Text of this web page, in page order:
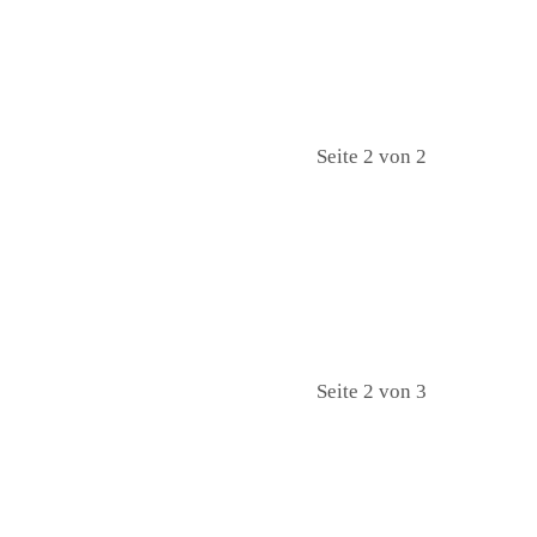
Seite 2 von 2
Seite 2 von 3